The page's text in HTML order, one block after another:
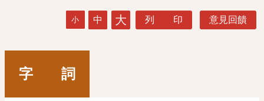
小 中 大 列 印 意見回饋
字 詞